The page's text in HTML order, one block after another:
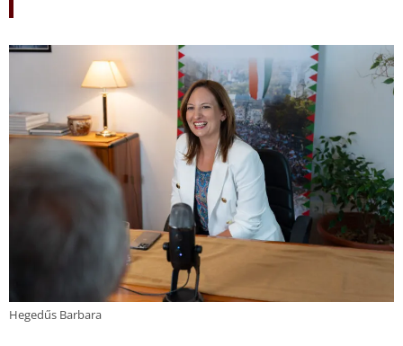
Hegedűs Barbara